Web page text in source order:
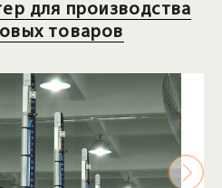
для производства
товаров